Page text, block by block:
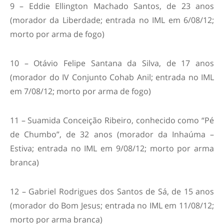
9 – Eddie Ellington Machado Santos, de 23 anos
(morador da Liberdade; entrada no IML em 6/08/12;
morto por arma de fogo)
10 – Otávio Felipe Santana da Silva, de 17 anos
(morador do IV Conjunto Cohab Anil; entrada no IML
em 7/08/12; morto por arma de fogo)
11 – Suamida Conceição Ribeiro, conhecido como “Pé
de Chumbo”, de 32 anos (morador da Inhaúma –
Estiva; entrada no IML em 9/08/12; morto por arma
branca)
12 – Gabriel Rodrigues dos Santos de Sá, de 15 anos
(morador do Bom Jesus; entrada no IML em 11/08/12;
morto por arma branca)